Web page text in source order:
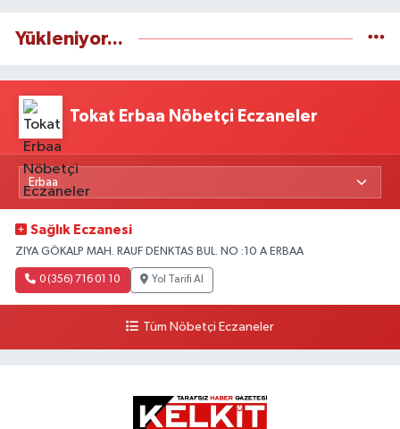
Yükleniyor...
Tokat Erbaa Nöbetçi Eczaneler
Sağlık Eczanesi
ZIYA GÖKALP MAH. RAUF DENKTAS BUL. NO :10 A ERBAA
0 (356) 716 01 10 Yol Tarifi Al
Tüm Nöbetçi Eczaneler